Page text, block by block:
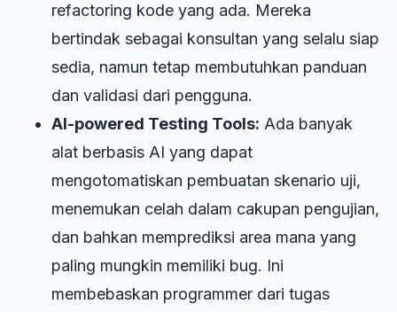
refactoring kode yang ada. Mereka
bertindak sebagai konsultan yang selalu siap
sedia, namun tetap membutuhkan panduan
dan validasi dari pengguna.
AI-powered Testing Tools: Ada banyak
alat berbasis AI yang dapat
mengotomatiskan pembuatan skenario uji,
menemukan celah dalam cakupan pengujian,
dan bahkan memprediksi area mana yang
paling mungkin memiliki bug. Ini
membebaskan programmer dari tugas